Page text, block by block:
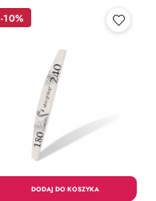
-10%